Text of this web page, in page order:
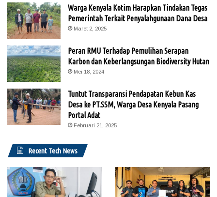
Warga Kenyala Kotim Harapkan Tindakan Tegas
Pemerintah Terkait Penyalahgunaan Dana Desa
Maret 2, 2025
Peran RMU Terhadap Pemulihan Serapan
Karbon dan Keberlangsungan Biodiversity Hutan
Mei 18, 2024
Tuntut Transparansi Pendapatan Kebun Kas
Desa ke PT.SSM, Warga Desa Kenyala Pasang
Portal Adat
Februari 21, 2025
Recent Tech News